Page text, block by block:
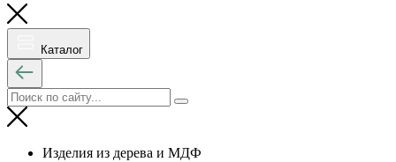
Каталог
Изделия из дерева и МДФ